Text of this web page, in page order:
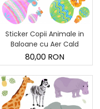
Sticker Copii Animale in
Baloane cu Aer Cald
80,00 RON